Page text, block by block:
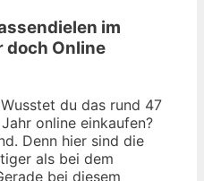
im
doch Online
du das rund 47
online einkaufen?
Denn hier sind die
als bei dem
bei diesem